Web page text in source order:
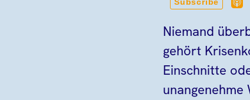
Niemand
gehört
Einschnitte
unangenehme